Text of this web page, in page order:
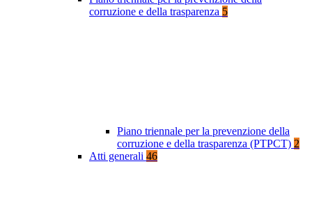
corruzione e della trasparenza 5
Piano triennale per la prevenzione della
corruzione e della trasparenza (PTPCT) 2
Atti generali 46